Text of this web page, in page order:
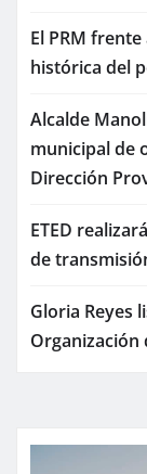
El PRM
histórica del
Alcalde
municipal de
Dirección
ETED
de
Gloria Reyes
Organización